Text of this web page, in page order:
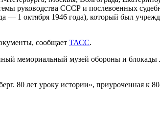
руководства СССР и послевоенных
— 1 октября 1946 года), который был
сообщает ТАСС.
мемориальный музей обороны и
80 лет уроку истории», приуроченная к